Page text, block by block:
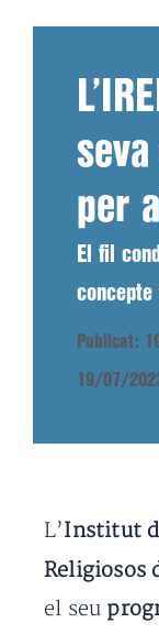
per
El fil
concepte
Publicat:
19/07/
L’Institut
Religiosos
el seu